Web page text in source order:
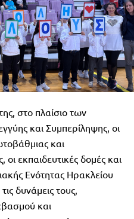
στο πλαίσιο των
και Συμπερίληψης, οι
και
εκπαιδευτικές δομές και
Ενότητας Ηρακλείου
δυνάμεις τους,
και